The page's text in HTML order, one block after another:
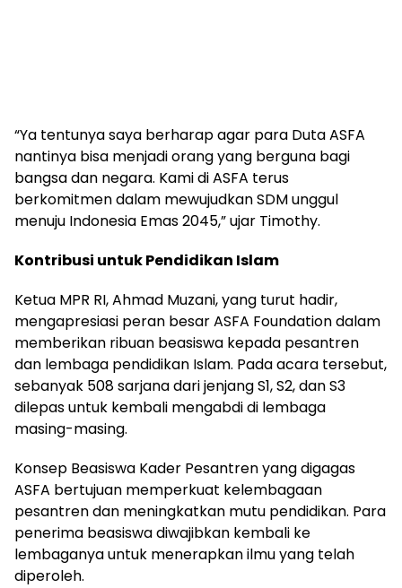
“Ya tentunya saya berharap agar para Duta ASFA
nantinya bisa menjadi orang yang berguna bagi
bangsa dan negara. Kami di ASFA terus
berkomitmen dalam mewujudkan SDM unggul
menuju Indonesia Emas 2045,” ujar Timothy.
Kontribusi untuk Pendidikan Islam
Ketua MPR RI, Ahmad Muzani, yang turut hadir,
mengapresiasi peran besar ASFA Foundation dalam
memberikan ribuan beasiswa kepada pesantren
dan lembaga pendidikan Islam. Pada acara tersebut,
sebanyak 508 sarjana dari jenjang S1, S2, dan S3
dilepas untuk kembali mengabdi di lembaga
masing-masing.
Konsep Beasiswa Kader Pesantren yang digagas
ASFA bertujuan memperkuat kelembagaan
pesantren dan meningkatkan mutu pendidikan. Para
penerima beasiswa diwajibkan kembali ke
lembaganya untuk menerapkan ilmu yang telah
diperoleh.